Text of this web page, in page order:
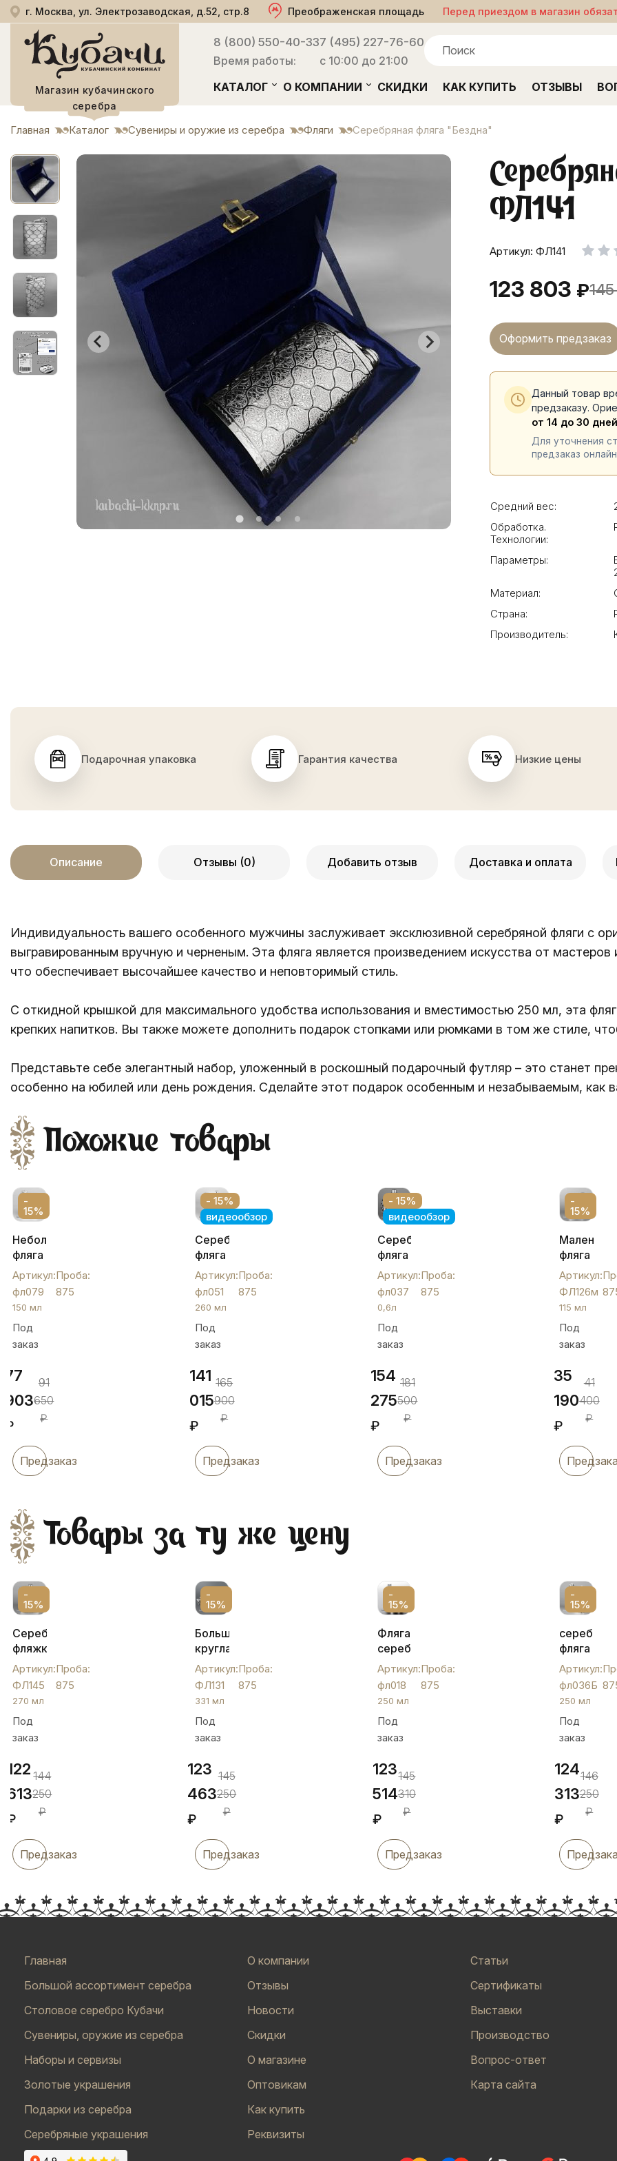
г. Москва, ул. Электрозаводская, д.52, стр.8 Преображенская площадь Перед приездом в магазин
Магазин кубачинского
серебра
8 (800) 550-40-33
Время работы:
7 (495) 227-76-60
с 10:00 до 21:00
КАТАЛОГ О КОМПАНИИ СКИДКИ КАК КУПИТЬ ОТЗЫВЫ
Главная Каталог Сувениры и оружие из серебра Фляги Серебряная фляга "Бездна"
ФЛ141
Артикул: ФЛ141
123 803 ₽
Оформить предзаказ
Данный товар
предзаказу.
от 14 до 30 дней
Для уточнения
предзаказ
Средний вес:
Обработка.
Технологии:
Параметры:
Материал:
Страна:
Производитель:
Подарочная упаковка Гарантия качества Низкие цены
Описание Отзывы (0) Добавить отзыв Доставка и оплата
Индивидуальность вашего особенного мужчины заслуживает эксклюзивной серебряной фляги с
выгравированным вручную и черненым. Эта фляга является произведением искусства от
что обеспечивает высочайшее качество и неповторимый стиль.
С откидной крышкой для максимального удобства использования и вместимостью 250 мл, эта
крепких напитков. Вы также можете дополнить подарок стопками или рюмками в том же стиле,
Представьте себе элегантный набор, уложенный в роскошный подарочный футляр – это станет
особенно на юбилей или день рождения. Сделайте этот подарок особенным и незабываемым, как
Похожие товары
-
15%
Небольшая
фляга
из
серебра,
150
мл,
фл079
Артикул:
фл079
Проба:
875
150 мл
Под
заказ
77
903
₽
91
650
₽
Предзаказ
- 15%
видеообзор
Серебряная
фляга
«Цветы»,
фл051
Артикул:
фл051
Проба:
875
260 мл
Под
заказ
141
015
₽
165
900
₽
Предзаказ
- 15%
видеообзор
Серебряная
фляга
«Боченок»,
фл037
Артикул:
фл037
Проба:
875
0,6л
Под
заказ
154
275
₽
181
500
₽
Предзаказ
-
15%
Маленькая
фляга
из
серебра
с
гербом
России,
ФЛ126м
Артикул:
ФЛ126м
115 мл
Под
заказ
35
190
₽
41
400
₽
Товары за ту же цену
-
15%
Серебряная
фляжка
"Кубачи",
ФЛ145
Артикул:
ФЛ145
Проба:
875
270 мл
Под
заказ
122
613
₽
144
250
₽
Предзаказ
-
15%
Большая
круглая
серебряная
фляга
ручной
работы.,
ФЛ131
Артикул:
ФЛ131
Проба:
875
331 мл
Под
заказ
123
463
₽
145
250
₽
Предзаказ
-
15%
Фляга
серебрянная,
фл018
Артикул:
фл018
Проба:
875
250 мл
Под
заказ
123
514
₽
145
310
₽
Предзаказ
-
15%
фляга
с
откидной
крышкой,
фл036Б
Артикул:
фл036Б
250 мл
Под
заказ
124
313
₽
146
250
₽
Главная
Большой ассортимент серебра
Столовое серебро Кубачи
Сувениры, оружие из серебра
Наборы и сервизы
Золотые украшения
Подарки из серебра
Серебряные украшения
О компании
Отзывы
Новости
Скидки
О магазине
Оптовикам
Как купить
Реквизиты
Статьи
Сертификаты
Выставки
Производство
Вопрос-ответ
Карта сайта